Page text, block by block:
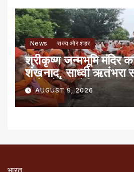
News राज्य और शहर
श्रीकृष्ण जन्मभूमि मंदिर
शंखनाद, साध्वी ऋतंभरा
संतों को रेड नोटिस
AUGUST 9, 2026